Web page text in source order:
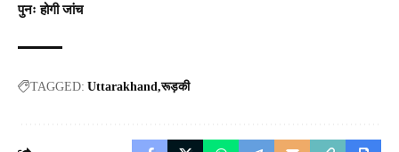
पुनः होगी जांच
TAGGED: Uttarakhand रूड़की